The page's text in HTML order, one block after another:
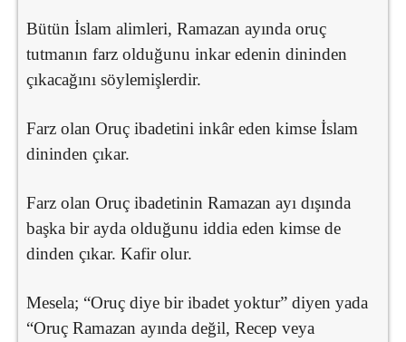
Bütün İslam alimleri, Ramazan ayında oruç
tutmanın farz olduğunu inkar edenin dininden
çıkacağını söylemişlerdir.
Farz olan Oruç ibadetini inkâr eden kimse İslam
dininden çıkar.
Farz olan Oruç ibadetinin Ramazan ayı dışında
başka bir ayda olduğunu iddia eden kimse de
dinden çıkar. Kafir olur.
Mesela; “Oruç diye bir ibadet yoktur” diyen yada
“Oruç Ramazan ayında değil, Recep veya